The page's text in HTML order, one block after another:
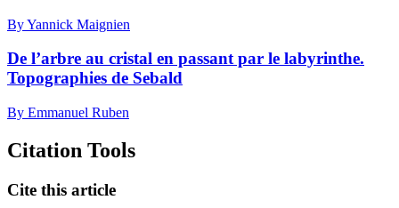
By Yannick Maignien
De l’arbre au cristal en passant par le labyrinthe.
Topographies de Sebald
By Emmanuel Ruben
Citation Tools
Cite this article